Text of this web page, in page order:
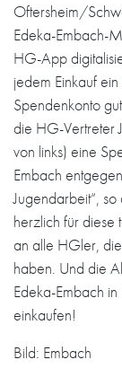
Oftersheim/
Edeka-Embach-
HG-App
jedem Einkauf
Spendenkonto
die HG-Vertreter
von links) eine
Embach
Jugendarbeit“,
herzlich für diese
an alle HGler,
haben. Und die
Edeka-Embach
einkaufen!
Bild: Embach